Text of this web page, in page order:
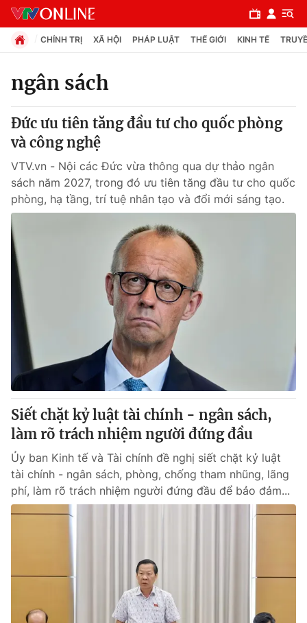
Chuyên mục
Chính trị
Xã hội
Pháp luật
Y tế
Thế giới
Tin tức
Thế giới đó đây
Câu chuyện quốc tế
Kinh tế
Tài chính
Thị trường
Góc doanh nghiệp
Dữ liệu và đời sống
Truyền hình
Hậu trường
Nhân vật
Giải trí
Điện ảnh
Âm nhạc
Đời sống
Chất lượng cuộc sống
Học trực tuyến
Công nghệ
Hitech Công nghệ tương lai
Giao lưu trực tuyến
CHÍNH TRỊ XÃ HỘI PHÁP LUẬT THẾ GIỚI KINH TẾ
ngân sách
Đức ưu tiên tăng đầu tư cho quốc phòng
và công nghệ
VTV.vn - Nội các Đức vừa thông qua dự thảo ngân
sách năm 2027, trong đó ưu tiên tăng đầu tư cho quốc
phòng, hạ tầng, trí tuệ nhân tạo và đổi mới sáng tạo.
Siết chặt kỷ luật tài chính - ngân sách,
làm rõ trách nhiệm người đứng đầu
Ủy ban Kinh tế và Tài chính đề nghị siết chặt kỷ luật
tài chính - ngân sách, phòng, chống tham nhũng, lãng
phí, làm rõ trách nhiệm người đứng đầu để bảo đảm...